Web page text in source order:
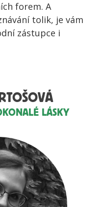
forem. A
tolik, je vám
zástupce i
LÁSKY